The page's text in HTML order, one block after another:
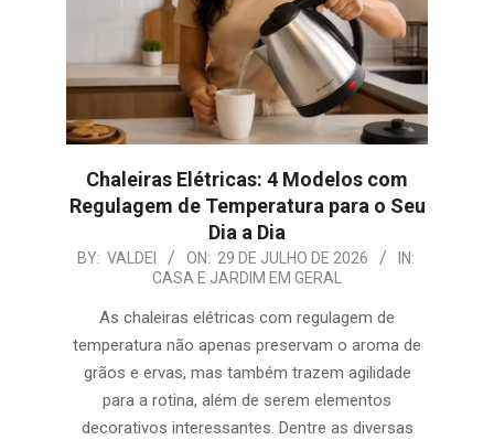
Chaleiras Elétricas: 4 Modelos com
Regulagem de Temperatura para o Seu
Dia a Dia
2026-
BY: VALDEI ON: 29 DE JULHO DE 2026
IN:
CASA E JARDIM EM GERAL
As chaleiras elétricas com regulagem de
temperatura não apenas preservam o aroma de
grãos e ervas, mas também trazem agilidade
para a rotina, além de serem elementos
decorativos interessantes. Dentre as diversas